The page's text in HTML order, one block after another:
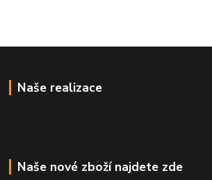
Naše realizace
Naše nové zboží najdete zde